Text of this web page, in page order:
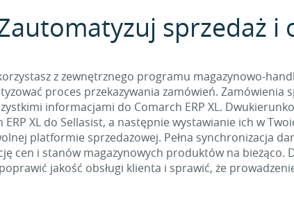
sprzedaż i
z zewnętrznego programu magazynowo-
proces przekazywania zamówień. Zamówienia
informacjami do Comarch ERP XL.
ERP XL do Sellasist, a następnie wystawianie ich w
platformie sprzedażowej. Pełna synchronizacja
cen i stanów magazynowych produktów na bieżąco.
poprawić jakość obsługi klienta i sprawić, że